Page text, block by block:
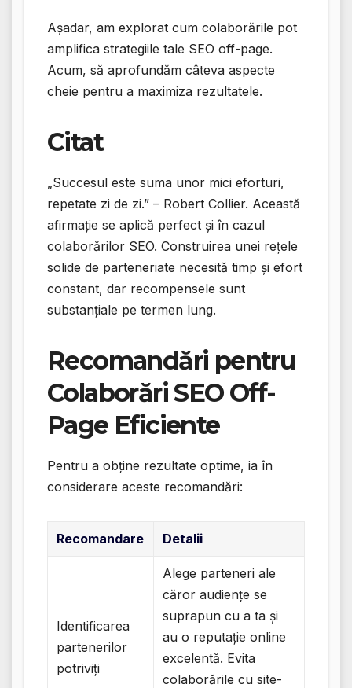
Așadar, am explorat cum colaborările pot
amplifica strategiile tale SEO off-page.
Acum, să aprofundăm câteva aspecte
cheie pentru a maximiza rezultatele.
Citat
„Succesul este suma unor mici eforturi,
repetate zi de zi.” – Robert Collier. Această
afirmație se aplică perfect și în cazul
colaborărilor SEO. Construirea unei rețele
solide de parteneriate necesită timp și efort
constant, dar recompensele sunt
substanțiale pe termen lung.
Recomandări pentru
Colaborări SEO Off-
Page Eficiente
Pentru a obține rezultate optime, ia în
considerare aceste recomandări:
Recomandare Detalii
Identificarea
partenerilor
potriviți
Alege parteneri ale
căror audiențe se
suprapun cu a ta și
au o reputație online
excelentă. Evita
colaborările cu site-